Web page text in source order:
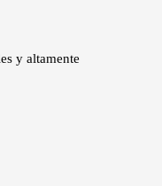
y altamente